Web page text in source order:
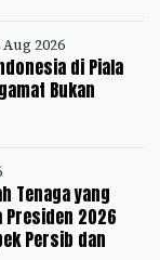
2026
di Piala
Bukan
Tenaga yang
Presiden 2026
Persib dan